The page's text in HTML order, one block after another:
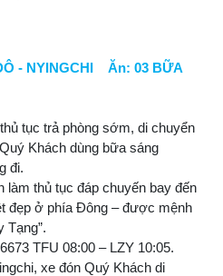
- NYINGCHI Ăn: 03 BỮA
tục trả phòng sớm, di chuyển
Khách dùng bữa sáng
đi.
làm thủ tục đáp chuyến bay đến
đẹp ở phía Đông – được mệnh
Tạng”.
TFU 08:00 – LZY 10:05.
xe đón Quý Khách di